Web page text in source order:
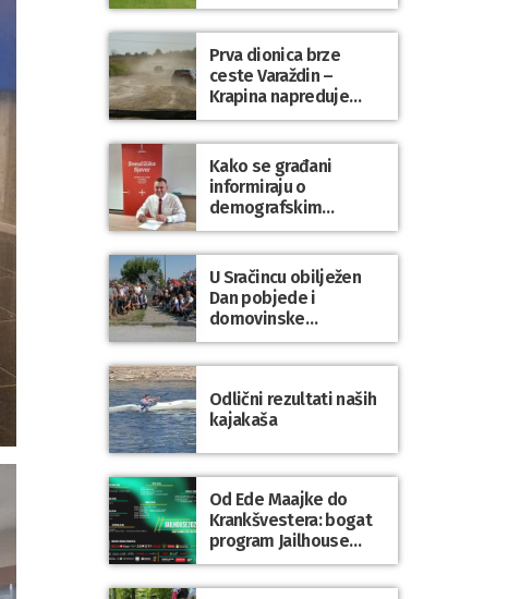
Prva dionica brze
ceste Varaždin –
Krapina napreduje
prema planu
Kako se građani
informiraju o
demografskim
mjerama? Sudjelujte u
istraživanju!
U Sračincu obilježen
Dan pobjede i
domovinske
zahvalnosti te Dan
hrvatskih branitelja
Odlični rezultati naših
kajakaša
Od Ede Maajke do
Krankšvestera: bogat
program Jailhouse
Festivala 2026. u
Lepoglavi